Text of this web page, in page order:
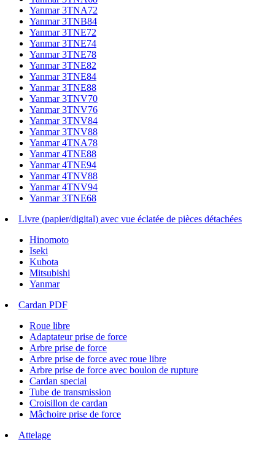
Yanmar 3TNA72
Yanmar 3TNB84
Yanmar 3TNE72
Yanmar 3TNE74
Yanmar 3TNE78
Yanmar 3TNE82
Yanmar 3TNE84
Yanmar 3TNE88
Yanmar 3TNV70
Yanmar 3TNV76
Yanmar 3TNV84
Yanmar 3TNV88
Yanmar 4TNA78
Yanmar 4TNE88
Yanmar 4TNE94
Yanmar 4TNV88
Yanmar 4TNV94
Yanmar 3TNE68
Livre (papier/digital) avec vue éclatée de pièces détachées
Hinomoto
Iseki
Kubota
Mitsubishi
Yanmar
Cardan PDF
Roue libre
Adaptateur prise de force
Arbre prise de force
Arbre prise de force avec roue libre
Arbre prise de force avec boulon de rupture
Cardan special
Tube de transmission
Croisillon de cardan
Mâchoire prise de force
Attelage